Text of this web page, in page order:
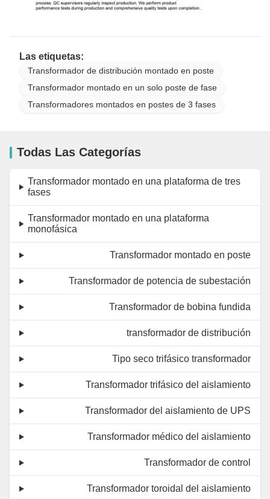
Las etiquetas:
Transformador de distribución montado en poste
Transformador montado en un solo poste de fase
Transformadores montados en postes de 3 fases
Todas Las Categorías
Transformador montado en una plataforma de tres
fases
Transformador montado en una plataforma
monofásica
Transformador montado en poste
Transformador de potencia de subestación
Transformador de bobina fundida
transformador de distribución
Tipo seco trifásico transformador
Transformador trifásico del aislamiento
Transformador del aislamiento de UPS
Transformador médico del aislamiento
Transformador de control
Transformador toroidal del aislamiento